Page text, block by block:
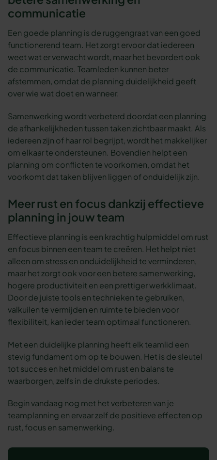
communicatie
Een goede planning is de ruggengraat van een goed
functionerend team. Het zorgt ervoor dat iedereen
weet wat er verwacht wordt, maar het bevordert ook
de communicatie. Teamleden kunnen beter
afstemmen, omdat de planning duidelijkheid geeft
over wie wat doet en wanneer.
Samenwerking wordt verbeterd doordat een planning
de afhankelijkheden tussen taken zichtbaar maakt. Als
iedereen zijn of haar rol begrijpt, wordt het makkelijker
om elkaar te ondersteunen. Bovendien helpt een
planning om conflicten te voorkomen, omdat het
voorkomt dat taken blijven liggen of onduidelijk zijn.
Meer rust en focus dankzij effectieve
planning in jouw team
Effectieve planning is een krachtig hulpmiddel om rust
en focus binnen een team te creëren. Het helpt niet
alleen om stress en onduidelijkheid te verminderen,
maar het zorgt ook voor een betere samenwerking,
hogere productiviteit en een prettiger werkklimaat.
Door de juiste tools en technieken te gebruiken,
valkuilen te vermijden en ruimte te bieden voor
flexibiliteit, kan ieder team optimaal functioneren.
Met een duidelijke planning heeft elk teamlid een
stevig fundament om op te bouwen. Het is de sleutel
tot succes en het middel om rust en balans te
waarborgen, zelfs in de drukste periodes.
Begin vandaag nog met het verbeteren van je
teamplanning en ervaar zelf de positieve effecten op
rust, focus en samenwerking.